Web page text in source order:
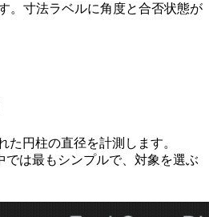
。寸法ラベルに角度と合否状態が
た円柱の直径を計測します。
では最もシンプルで、対象を選ぶ